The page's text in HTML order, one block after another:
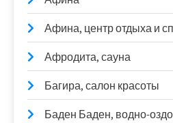
Афина, центр отдыха и
Афродита, сауна
Багира, салон красоты
Баден Баден, водно-